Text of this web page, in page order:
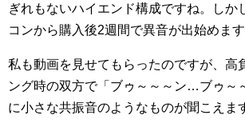
ぎれもないハイエンド構成ですね。しか
コンから購入後2週間で異音が出始めます
私も動画を見せてもらったのですが、高
ング時の双方で「ブゥ～～～ン…ブゥ～
に小さな共振音のようなものが聞こえま